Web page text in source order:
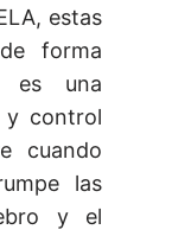
estas
forma
es una
y control
cuando
las
y el